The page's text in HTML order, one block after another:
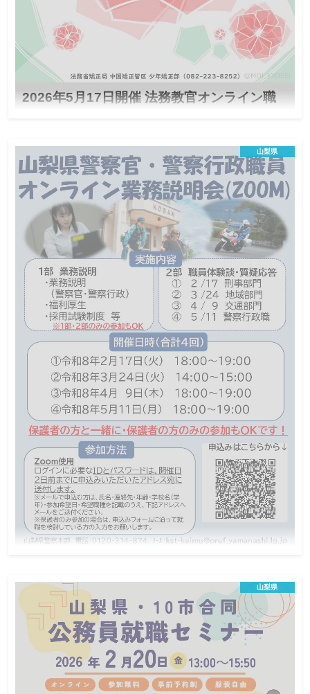
和8年度関東甲信越地区国立大学法人等職員合…
2026年5月17日開催 法務教官オンライン職
非行少年に関わる仕事に興味はありませんか？少年
院・少年鑑別所で働く法務教官による説明会を開催
します！
オンライン説明会 国家公務員
日程 この説明会は終了しました
対象
大学生・大学院生・社会人（R9.4.1時点で40歳未満の方）
再犯・再非行の防止や立ち直りの支援に興味がある方、人
と関わることや対人援助の仕事にやりがいを感じられる方
をお待ちしています。
※心理の資格や教員免許は不要です。
※法務教官採用試験の受験資格をもとに、社会人の方につ
いては年齢制限を設けております。
定員 定員５０名
2026年5月1日（金）までにチラシの二次元コード
から申込
「法務教官」は、少年院や少年鑑別所で勤務する国家公務員で
す。 非行をしてしまった少年たちが、これから先、非行を繰り返
すことなく生きていけるよう、少年たちと丁寧に向き合い、変わ
ろうとする気持ちに寄り添い、立ち直りと社会復帰を手助けする
仕事をしています。 普段あまり知る機会のない少年院・少年鑑別
所の仕事の魅力をお伝えしますので、ぜひご参加ください！
山梨県
日山梨県警察オンライン(Zoom)業務説明会
地方公務員
この説明会は終了しました
保護者の方と一緒に・保護者の方のみの参加もOKです！
山梨県